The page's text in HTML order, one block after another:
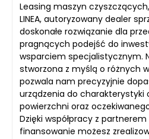
Leasing maszyn
LINEA, autoryzowany dealer
doskonałe rozwiązanie dla
pragnących podejść do
wsparciem specjalistycznym.
stworzona z myślą o różnych
pozwala nam precyzyjnie
urządzenia do charakterystyki
powierzchni oraz
Dzięki współpracy z partnerem
finansowanie możesz